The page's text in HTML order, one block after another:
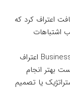
اعتراف کرد که
اشتباهات
اعتراف
بهتر انجام
یا تصمیم